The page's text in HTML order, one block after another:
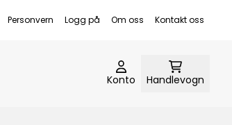
Personvern Logg på Om oss Kontakt oss
Konto Handlevogn